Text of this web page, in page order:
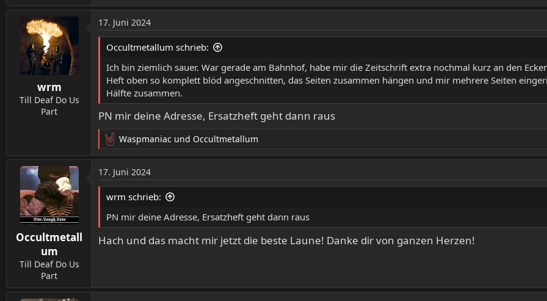
wrm
Till Deaf Do Us
Part
17. Juni 2024
Occultmetallum schrieb:
Ich bin ziemlich sauer. War gerade am Bahnhof, habe mir die Zeitschrift extra nochmal kurz an den
Heft oben so komplett blöd angeschnitten, das Seiten zusammen hängen und mir mehrere Seiten
Hälfte zusammen.
PN mir deine Adresse, Ersatzheft geht dann raus
R
e
a
k
t
o
n
e
Waspmaniac und Occultmetallum
Occultmetall
um
Till Deaf Do Us
Part
17. Juni 2024
wrm schrieb:
PN mir deine Adresse, Ersatzheft geht dann raus
Hach und das macht mir jetzt die beste Laune! Danke dir von ganzen Herzen!